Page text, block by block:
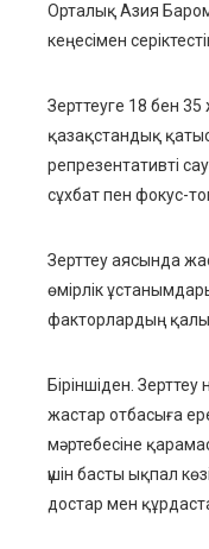
Орталық Азия
кеңесімен
Зерттеуге 18 бен
қазақстандық
репрезентативті
сұхбат пен фокус-
Зерттеу аясында
өмірлік
факторлардың
Біріншіден.
жастар отбасыға
мәртебесіне
үшін басты ықпал
достар мен